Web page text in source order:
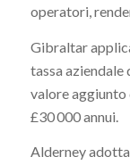
operatori,
Gibraltar
tassa aziendale
valore aggiunto
£30 000 annui.
Alderney adotta